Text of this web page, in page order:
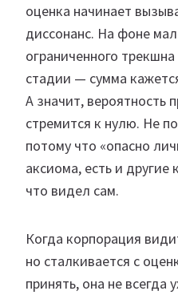
оценка начинает
диссонанс. На фоне
ограниченного
стадии — сумма
А значит, вероятность
стремится к нулю. Не
потому что «опасно
аксиома, есть и другие
что видел сам.
Когда корпорация
но сталкивается с
принять, она не всегда